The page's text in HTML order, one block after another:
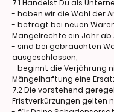
7.1 Handelst Du als
- haben wir die Wahl der
- beträgt bei neuen
Mängelrechte ein Jahr ab
- sind bei gebrauchten
ausgeschlossen;
- beginnt die Verjährung
Mängelhaftung eine
7.2 Die vorstehend
Fristverkürzungen gelten